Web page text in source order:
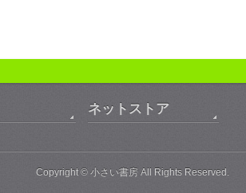
ネットストア
Copyright © 小さい書房 All Rights Reserved.